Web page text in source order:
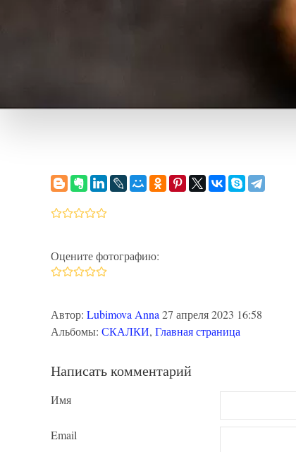
Оцените фотографию:
Автор: Lubimova Anna 27 апреля 2023 16:58
Альбомы: СКАЛКИ, Главная страница
Написать комментарий
Имя
Email